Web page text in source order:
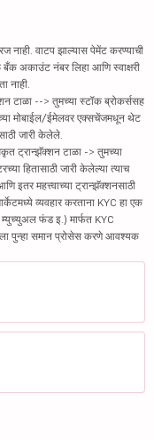
नाही. वाटप झाल्यास पेमेंट करण्याची
अकाउंट नंबर लिहा आणि स्वाक्षरी
नाही.
टाळा --> तुमच्या स्टॉक ब्रोकर्ससह
मोबाईल/ईमेलवर एक्सचेंजमधून थेट
जारी केलेले.
ट्रान्झॅक्शन टाळा -> तुमच्या
हितासाठी जारी केलेल्या त्याच
इतर महत्त्वाच्या ट्रान्झॅक्शनसाठी
व्यवहार करताना KYC हा एक
फंड इ.) मार्फत KYC
पुन्हा समान प्रोसेस करणे आवश्यक